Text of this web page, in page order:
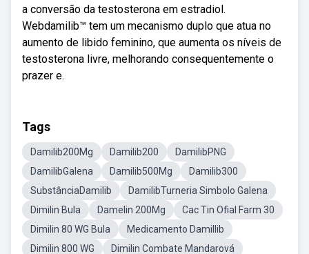
a conversão da testosterona em estradiol.
Webdamilib™ tem um mecanismo duplo que atua no
aumento de libido feminino, que aumenta os níveis de
testosterona livre, melhorando consequentemente o
prazer e.
Tags
Damilib200Mg Damilib200
DamilibPNG
DamilibGalena
Damilib500Mg
Damilib300
SubstânciaDamilib
DamilibTurneria Simbolo Galena
Dimilin Bula
Damelin 200Mg
Cac Tin Ofial Farm 30
Dimilin 80 WG Bula
Medicamento Damillib
Dimilin 800 WG
Dimilin Combate Mandarová